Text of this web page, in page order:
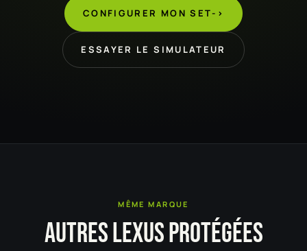
CONFIGURER MON SET->
ESSAYER LE SIMULATEUR
MÊME MARQUE
AUTRES LEXUS PROTÉGÉES